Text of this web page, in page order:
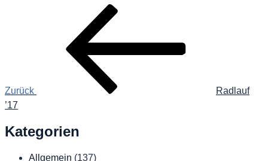
Beitragsnavigation
Zurück
Radlauf
’17
Kategorien
Allgemein (137)